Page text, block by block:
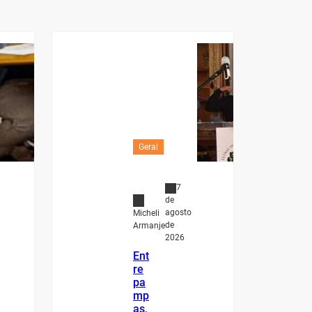
Geral
Micheli
Armanje
7
de
agosto
de
2026
Ent
re
pa
mp
as,